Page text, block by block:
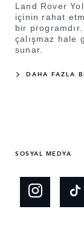
Land Rover
içinin rahat
bir
çalışmaz hale
sunar.
DAHA FAZLA
SOSYAL MEDYA